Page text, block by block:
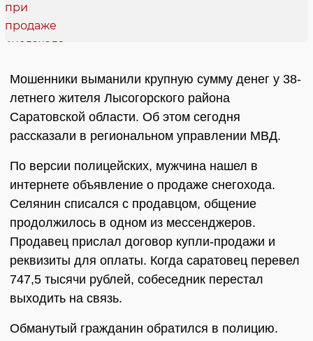
Мошенники выманили крупную сумму денег у 38-
летнего жителя Лысогорского района
Саратовской области. Об этом сегодня
рассказали в региональном управлении МВД.
По версии полицейских, мужчина нашел в
интернете объявление о продаже снегохода.
Селянин списался с продавцом, общение
продолжилось в одном из мессенджеров.
Продавец прислал договор купли-продажи и
реквизиты для оплаты. Когда саратовец перевел
747,5 тысячи рублей, собеседник перестал
выходить на связь.
Обманутый гражданин обратился в полицию.